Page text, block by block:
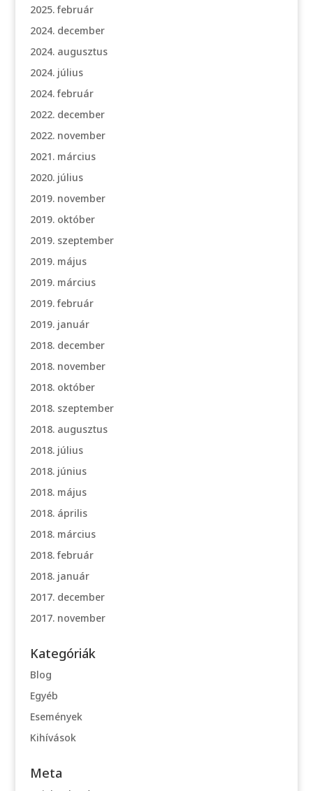
2025. február
2024. december
2024. augusztus
2024. július
2024. február
2022. december
2022. november
2021. március
2020. július
2019. november
2019. október
2019. szeptember
2019. május
2019. március
2019. február
2019. január
2018. december
2018. november
2018. október
2018. szeptember
2018. augusztus
2018. július
2018. június
2018. május
2018. április
2018. március
2018. február
2018. január
2017. december
2017. november
Kategóriák
Blog
Egyéb
Események
Kihívások
Meta